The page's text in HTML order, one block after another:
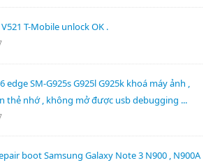
V521 T-Mobile unlock OK .
edge SM-G925s G925l G925k khoá máy ảnh ,
thẻ nhớ , không mở được usb debugging ...
boot Samsung Galaxy Note 3 N900 , N900A